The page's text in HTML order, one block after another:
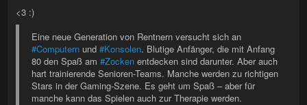
<3 :)
Eine neue Generation von Rentnern versucht sich an
#Computern und #Konsolen. Blutige Anfänger, die mit Anfang
80 den Spaß am #Zocken entdecken sind darunter. Aber auch
hart trainierende Senioren-Teams. Manche werden zu richtigen
Stars in der Gaming-Szene. Es geht um Spaß – aber für
manche kann das Spielen auch zur Therapie werden.